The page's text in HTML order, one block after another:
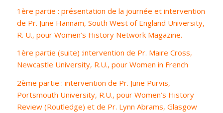
1ère partie : présentation de la journée et intervention
de Pr. June Hannam, South West of England University,
R. U., pour Women’s History Network Magazine.
1ère partie (suite) :intervention de Pr. Maire Cross,
Newcastle University, R.U., pour Women in French
2ème partie : intervention de Pr. June Purvis,
Portsmouth University, R.U., pour Women’s History
Review (Routledge) et de Pr. Lynn Abrams, Glasgow